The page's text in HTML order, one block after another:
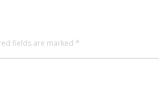
fields are marked *